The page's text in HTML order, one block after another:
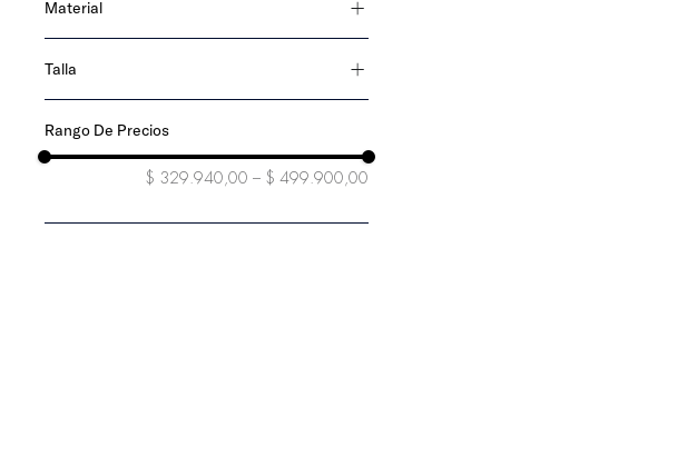
Material
algodón
Talla
36
$ 329.940,00 – $ 499.900,00